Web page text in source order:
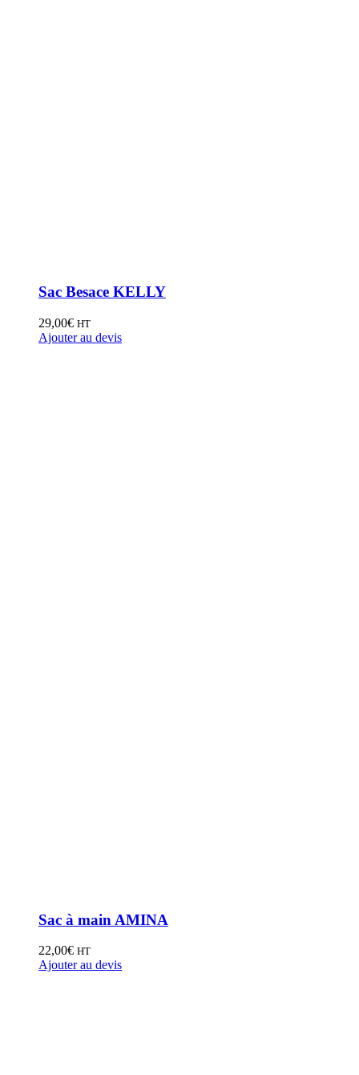
Sac Besace KELLY
29,00€ HT
Ajouter au devis
Sac à main AMINA
22,00€ HT
Ajouter au devis